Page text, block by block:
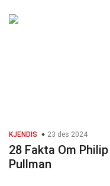
KJENDIS 23 des 2024
28 Fakta Om Philip
Pullman